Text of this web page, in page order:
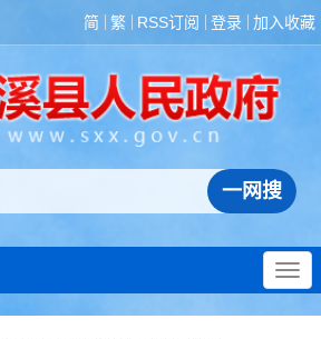
简 繁 RSS订阅 登录 加入收藏